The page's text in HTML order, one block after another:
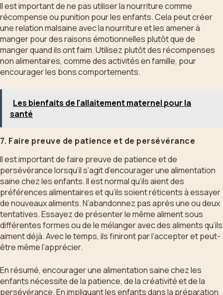
Il est important de ne pas utiliser la nourriture comme
récompense ou punition pour les enfants. Cela peut créer
une relation malsaine avec la nourriture et les amener à
manger pour des raisons émotionnelles plutôt que de
manger quand ils ont faim. Utilisez plutôt des récompenses
non alimentaires, comme des activités en famille, pour
encourager les bons comportements.
Les bienfaits de l'allaitement maternel pour la
santé
7. Faire preuve de patience et de persévérance
Il est important de faire preuve de patience et de
persévérance lorsqu’il s’agit d’encourager une alimentation
saine chez les enfants. Il est normal qu’ils aient des
préférences alimentaires et qu’ils soient réticents à essayer
de nouveaux aliments. N’abandonnez pas après une ou deux
tentatives. Essayez de présenter le même aliment sous
différentes formes ou de le mélanger avec des aliments qu’ils
aiment déjà. Avec le temps, ils finiront par l’accepter et peut-
être même l’apprécier.
En résumé, encourager une alimentation saine chez les
enfants nécessite de la patience, de la créativité et de la
persévérance. En impliquant les enfants dans la préparation